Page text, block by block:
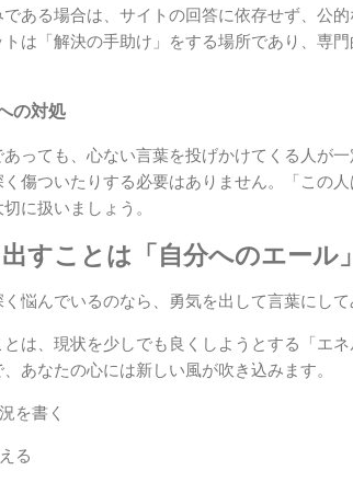
ある場合は、サイトの回答に依存せず、公
は「解決の手助け」をする場所であり、専
の対処
っても、心ない言葉を投げかけてくる人が
く傷ついたりする必要はありません。「この
に扱いましょう。
すことは「自分へのエール」
悩んでいるのなら、勇気を出して言葉にして
は、現状を少しでも良くしようとする「エ
あなたの心には新しい風が吹き込みます。
を書く
る